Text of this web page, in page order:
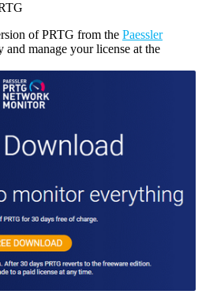
of PRTG from the Paessler
and manage your license at the